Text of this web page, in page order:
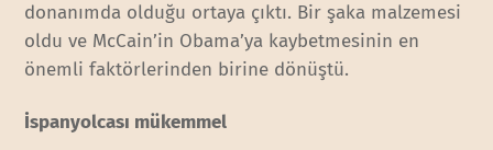
donanımda olduğu ortaya çıktı. Bir şaka malzemesi
oldu ve McCain’in Obama’ya kaybetmesinin en
önemli faktörlerinden birine dönüştü.
İspanyolcası mükemmel